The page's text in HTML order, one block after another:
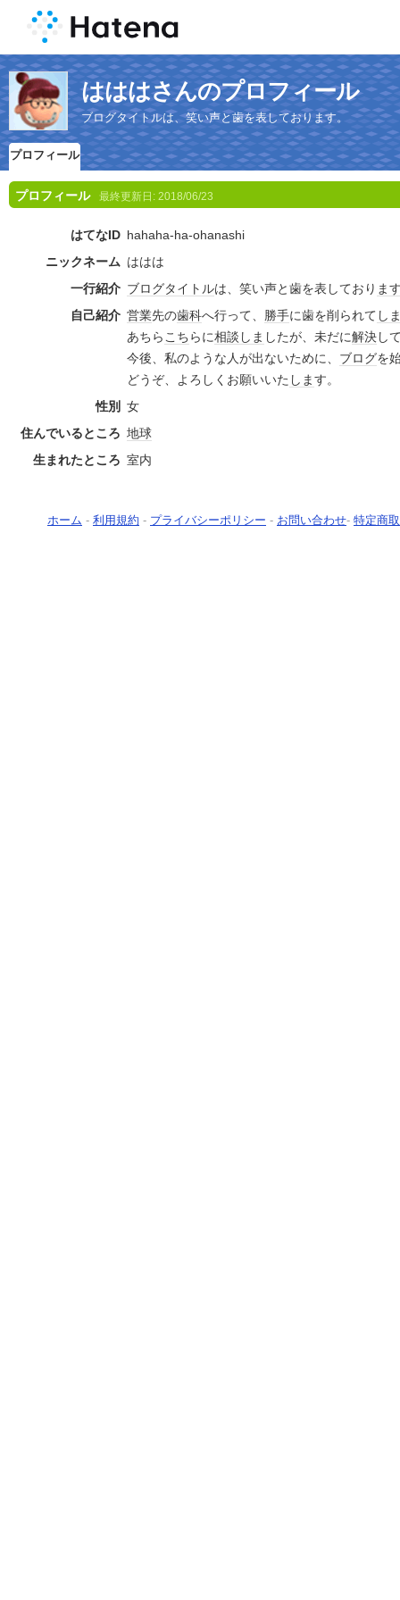
はははさんのプロフィール
ブログタイトルは、笑い声と歯を表しております。
プロフィール
プロフィール 最終更新日: 2018/06/23
はてなID hahaha-ha-ohanashi
ニックネーム ははは
一行紹介 ブログタイトルは、笑い声と歯を表しており ま
自己紹介 営業先の歯科へ行って、 勝手に歯を削られて し
あちらこちらに相談 しま したが、未だに解決し
今後、私のような人が出ないために、 ブログを
どうぞ、よろしくお願いいた します。
性別
女
住んでいるところ 地球
生まれたところ 室内
ホーム - 利用規約 - プライバシーポリシー - お問い合わせ- 特定商